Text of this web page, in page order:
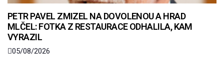
PETR PAVEL ZMIZEL NA DOVOLENOU A HRAD
MLČEL: FOTKA Z RESTAURACE ODHALILA, KAM
VYRAZIL
05/08/2026